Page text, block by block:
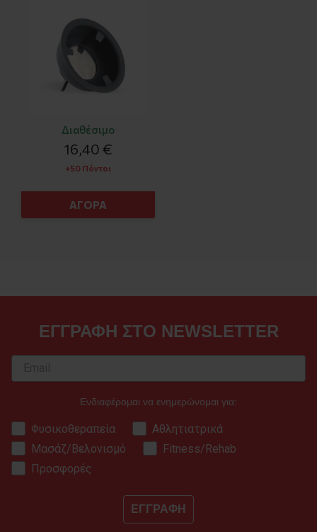
Διαθέσιμο
16,40 €
+50 Πόντοι
ΑΓΟΡΑ
ΕΓΓΡΑΦΗ ΣΤΟ NEWSLETTER
Ενδιαφέρομαι να ενημερώνομαι για:
Φυσικοθεραπεία
Αθλητιατρικά
Μασάζ/Βελονισμό
Fitness/Rehab
Προσφορές
ΕΓΓΡΑΦΗ